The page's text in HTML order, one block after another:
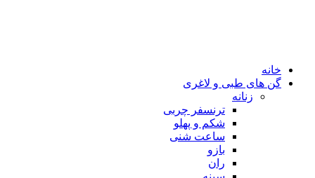
خانه
گن های طبی و لاغری
زنانه
ترنسفر چربی
شکم و پهلو
ساعت شنی
بازو
ران